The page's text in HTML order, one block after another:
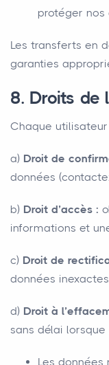
protéger nos
Les transferts en
garanties
8. Droits de
Chaque
a) Droit de
données
b) Droit d’accès :
informations et
c) Droit de
données
d) Droit à
sans délai lorsque
Les données